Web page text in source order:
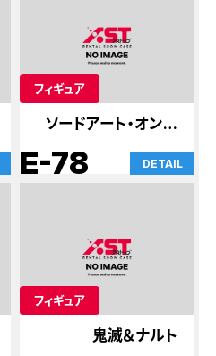
フィギュア
ソードアート・オンラ
イン
E-78 DETAIL
フィギュア
鬼滅＆ナルト